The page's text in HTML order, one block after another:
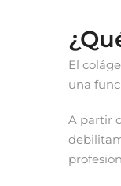
El
una
A partir